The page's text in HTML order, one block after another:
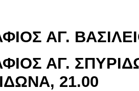
ΑΓ.
ΑΓ.
21.00